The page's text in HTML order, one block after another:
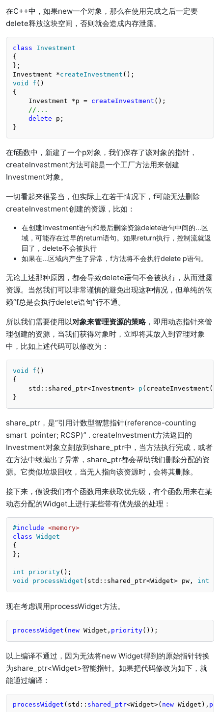
在C++中，如果new一个对象，那么在使用完成之后一定要
delete释放这块空间，否则就会造成内存泄露。
class
Investment
{
Investment *createInvestment ()
void
f ()
{
    Investment *p =
createInvestment ();
//...
delete p;
}
在f函数中，新建了一个p对象，我们保存了该对象的指针，
createInvestment方法可能是一个工厂方法用来创建
Investment对象。
一切看起来很妥当，但实际上在若干情况下，f可能无法删除
createInvestment创建的资源，比如：
在创建Investment语句和最后删除资源delete语句中间的...区
域，可能存在过早的return语句。如果return执行，控制流就返
回了，delete不会被执行
如果在...区域内产生了异常，f方法将不会执行delete p语句。
无论上述那种原因，都会导致delete语句不会被执行，从而泄露
资源。当然我们可以非常谨慎的避免出现这种情况，但单纯的依
赖“f总是会执行delete语句”行不通。
所以我们需要使用以对象来管理资源的策略 ，即用动态指针来管
理创建的资源，当我们获得对象时，立即将其放入到管理对象
中，比如上述代码可以修改为：
void f ()
{
std::shared_ptr<Investment> p
}
share_ptr，是“引用计数型智慧指针(reference-counting
smart pointer; RCSP)” . createInvestment方法返回的
Investment对象立刻放到share_ptr中，当方法执行完成，或者
在方法中续抛出了异常，share_ptr都会帮助我们删除分配的资
源。它类似垃圾回收，当无人指向该资源时，会将其删除。
接下来，假设我们有个函数用来获取优先级，有个函数用来在某
动态分配的Widget上进行某些带有优先级的处理：
#include <memory>
class Widget
{
};
int priority()
void
processWidget (std::shared_ptr<Widget> pw, int
现在考虑调用processWidget方法。
processWidget ( new Widget, priority());
以上编译不通过，因为无法将new Widget得到的原始指针转换
为share_ptr<Widget>智能指针。如果把代码修改为如下，就
能通过编译：
processWidget (std:: shared_ptr<Widget>( new Widget),